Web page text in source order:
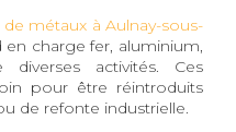
métaux à Aulnay-sous-
en charge fer, aluminium,
activités. Ces
pour être réintroduits
de refonte industrielle.